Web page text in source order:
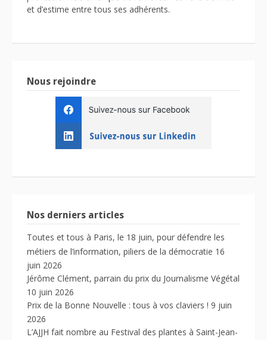
et d’estime entre tous ses adhérents.
Nous rejoindre
Nos derniers articles
Toutes et tous à Paris, le 18 juin, pour défendre les
métiers de l’information, piliers de la démocratie 16
juin 2026
Jérôme Clément, parrain du prix du Journalisme Végétal
10 juin 2026
Prix de la Bonne Nouvelle : tous à vos claviers ! 9 juin
2026
L’AJJH fait nombre au Festival des plantes à Saint-Jean-